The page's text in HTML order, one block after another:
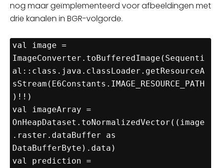
nog maar geïmplementeerd voor afbeeldingen met
drie kanalen in BGR-volgorde.
val image =
ImageConverter.toBufferedImage(Sequenti
al::class.java.classLoader.getResourceA
sStream(E6Constants.IMAGE_RESOURCE_PATH
)!!)
val imageArray =
OnHeapDataset.toNormalizedVector((image
.raster.dataBuffer as
DataBufferByte).data)
val prediction =